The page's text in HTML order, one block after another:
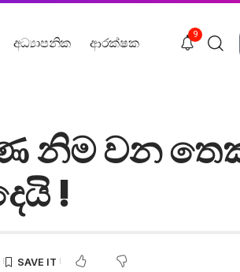
අධ්‍යාපනික ආරක්ෂක
9
නිම වන
!